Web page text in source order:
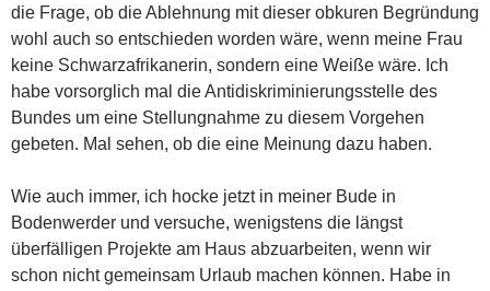
die Frage, ob die Ablehnung mit dieser obkuren Begründung
wohl auch so entschieden worden wäre, wenn meine Frau
keine Schwarzafrikanerin, sondern eine Weiße wäre. Ich
habe vorsorglich mal die Antidiskriminierungsstelle des
Bundes um eine Stellungnahme zu diesem Vorgehen
gebeten. Mal sehen, ob die eine Meinung dazu haben.
Wie auch immer, ich hocke jetzt in meiner Bude in
Bodenwerder und versuche, wenigstens die längst
überfälligen Projekte am Haus abzuarbeiten, wenn wir
schon nicht gemeinsam Urlaub machen können. Habe in